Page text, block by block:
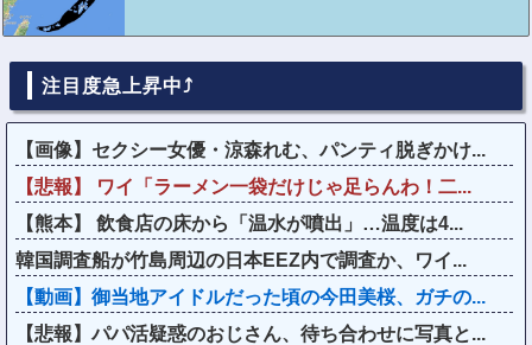
注目度急上昇中⤴
【画像】セクシー女優・涼森れむ、パンティ脱ぎかけ...
【悲報】 ワイ「ラーメン一袋だけじゃ足らんわ！二...
【熊本】 飲食店の床から「温水が噴出」…温度は4...
韓国調査船が竹島周辺の日本EEZ内で調査か、ワイ...
【動画】御当地アイドルだった頃の今田美桜、ガチの...
【悲報】パパ活疑惑のおじさん、待ち合わせに写真と...